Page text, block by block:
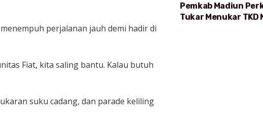
perjalanan jauh demi hadir di
Fiat, kita saling bantu. Kalau butuh
suku cadang, dan parade keliling
Pemkab Madiun
Tukar Menukar TKD